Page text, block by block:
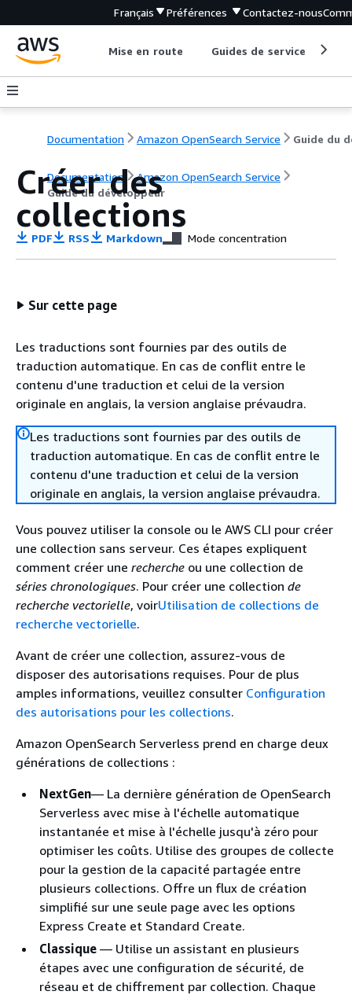
Français Préférences Contactez-nous
Mise en route Guides de service
Documentation Amazon OpenSearch Service
Documentation
Amazon OpenSearch Service
Guide du développeur
Créer des
collections
PDF RSS Markdown Mode concentration
Sur cette page
Les traductions sont fournies par des outils de
traduction automatique. En cas de conflit entre le
contenu d'une traduction et celui de la version
originale en anglais, la version anglaise prévaudra.
Les traductions sont fournies par des outils de
traduction automatique. En cas de conflit entre le
contenu d'une traduction et celui de la version
originale en anglais, la version anglaise prévaudra.
Vous pouvez utiliser la console ou le AWS CLI pour créer
une collection sans serveur. Ces étapes expliquent
comment créer une recherche ou une collection de
séries chronologiques. Pour créer une collection de
recherche vectorielle, voirUtilisation de collections de
recherche vectorielle.
Avant de créer une collection, assurez-vous de
disposer des autorisations requises. Pour de plus
amples informations, veuillez consulter Configuration
des autorisations pour les collections.
Amazon OpenSearch Serverless prend en charge deux
générations de collections :
NextGen— La dernière génération de OpenSearch
Serverless avec mise à l'échelle automatique
instantanée et mise à l'échelle jusqu'à zéro pour
optimiser les coûts. Utilise des groupes de collecte
pour la gestion de la capacité partagée entre
plusieurs collections. Offre un flux de création
simplifié sur une seule page avec les options
Express Create et Standard Create.
Classique — Utilise un assistant en plusieurs
étapes avec une configuration de sécurité, de
réseau et de chiffrement par collection. Chaque